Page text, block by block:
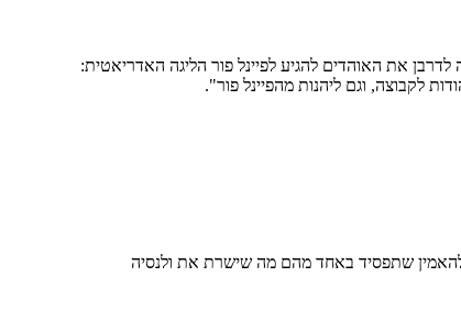
את האוהדים להגיע לפיינל פור הליגה האדריאטית: